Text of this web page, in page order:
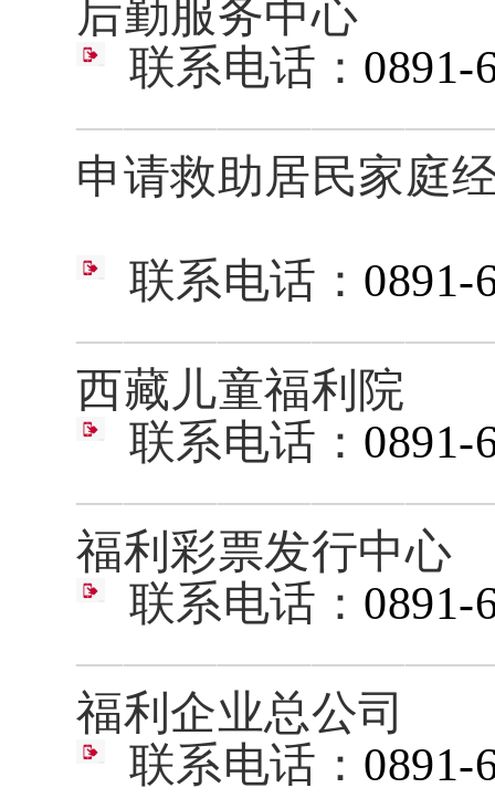
后勤服务中心
联系电话： 0891-
申请救助居民家庭
联系电话： 0891-
西藏儿童福利院
联系电话： 0891-
福利彩票发行中心
联系电话： 0891-
福利企业总公司
联系电话： 0891-